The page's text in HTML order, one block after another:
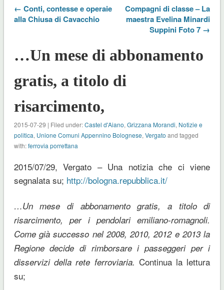
← Conti, contesse e operaie
alla Chiusa di Cavacchio
Compagni di classe – La
maestra Evelina Minardi
Suppini Foto 7 →
…Un mese di abbonamento
gratis, a titolo di
risarcimento,
2015-07-29 | Filed under:Castel d'Aiano, Grizzana Morandi, Notizie e
politica, Unione Comuni Appennino Bolognese, Vergato and tagged
with:ferrovia porrettana
2015/07/29, Vergato – Una notizia che ci viene
segnalata su; http://bologna.repubblica.it/
…Un mese di abbonamento gratis, a titolo di
risarcimento, per i pendolari emiliano-romagnoli.
Come già successo nel 2008, 2010, 2012 e 2013 la
Regione decide di rimborsare i passeggeri per i
disservizi della rete ferroviaria. Continua la lettura
su;